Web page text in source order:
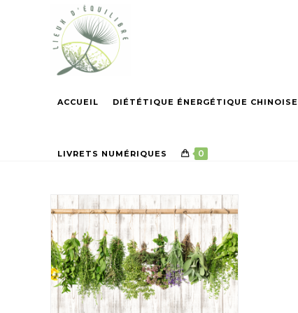
ACCUEIL DIÉTÉTIQUE ÉNERGÉTIQUE CHINOISE
LIVRETS NUMÉRIQUES 0